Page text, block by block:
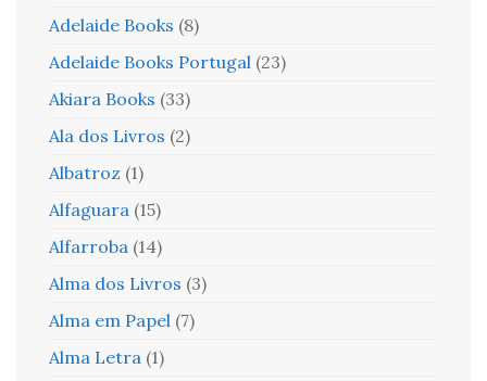
Adelaide Books (8)
Adelaide Books Portugal (23)
Akiara Books (33)
Ala dos Livros (2)
Albatroz (1)
Alfaguara (15)
Alfarroba (14)
Alma dos Livros (3)
Alma em Papel (7)
Alma Letra (1)